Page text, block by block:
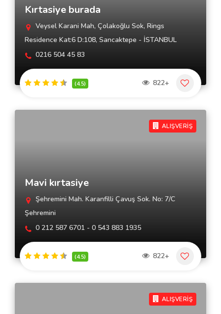
Kırtasiye burada
Veysel Karani Mah, Çolakoğlu Sok, Rings
Residence Kat:6 D:108, Sancaktepe - İSTANBUL
0216 504 45 83
(4.5) 822+
ALIŞVERİŞ
Mavi kırtasiye
Şehremini Mah. Karanfilli Çavuş Sok. No: 7/C
Şehremini
0 212 587 6701 - 0 543 883 1935
(4.5) 822+
ALIŞVERİŞ